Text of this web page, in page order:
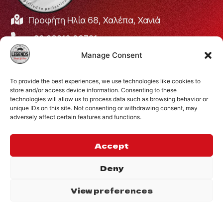
Manage Consent
To provide the best experiences, we use technologies like cookies to
store and/or access device information. Consenting to these
technologies will allow us to process data such as browsing behavior or
unique IDs on this site. Not consenting or withdrawing consent, may
adversely affect certain features and functions.
Accept
Deny
View preferences
Προφήτη Ηλία 68, Χαλέπα, Χανιά
+30 28210 08731
info@legendsburgers.gr
Δευτέρα με Παρασκευή16:00 – 24:00
Σάββατο14:00 – 24:00
Κυριακή12:00 – 24:00
ΣΥΝΔΕΘΕΙΤΕ ΜΑΖΙ
©2024 Legends.Privacy Policy. Website by